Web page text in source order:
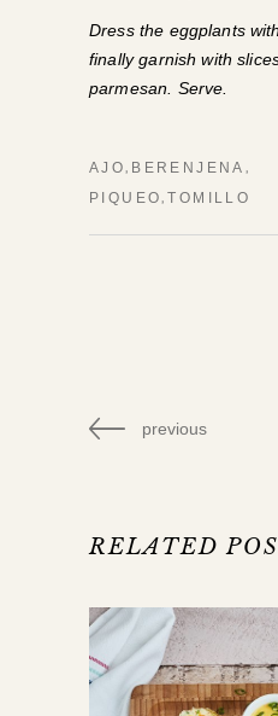
Dress the eggplants
finally garnish with
parmesan. Serve.
AJO, BERENJENA ,
PIQUEO,TOMILLO
previous
RELATED